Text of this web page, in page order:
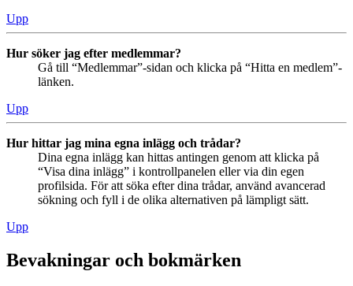
Upp
Hur söker jag efter medlemmar?
Gå till “Medlemmar”-sidan och klicka på “Hitta en medlem”-
länken.
Upp
Hur hittar jag mina egna inlägg och trådar?
Dina egna inlägg kan hittas antingen genom att klicka på
“Visa dina inlägg” i kontrollpanelen eller via din egen
profilsida. För att söka efter dina trådar, använd avancerad
sökning och fyll i de olika alternativen på lämpligt sätt.
Upp
Bevakningar och bokmärken